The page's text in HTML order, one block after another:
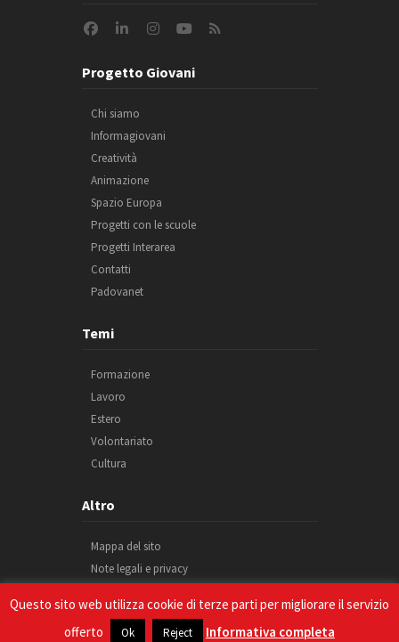
Progetto Giovani
Chi siamo
Informagiovani
Creatività
Animazione
Spazio Europa
Progetti con le scuole
Progetti Interarea
Contatti
Padovanet
Temi
Formazione
Lavoro
Estero
Volontariato
Cultura
Altro
Mappa del sito
Note legali e privacy
Credits
Questo sito web utilizza cookie di terze parti per migliorare il servizio
offerto
Ok Reject Informativa completa